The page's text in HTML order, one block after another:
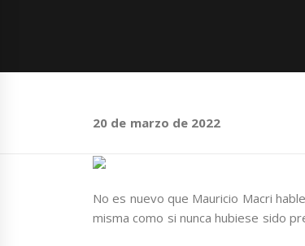
20 de marzo de 2022
No es nuevo que Mauricio Macri
misma como si nunca hubiese sido